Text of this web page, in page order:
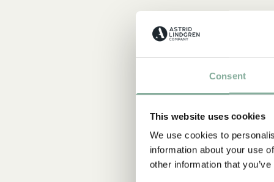
Consent
This website uses cookies
We use cookies to
information about your use
other information that